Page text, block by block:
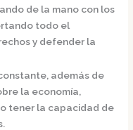
de la mano con los
todo el
y defender la
además de
la economía,
tener la capacidad de